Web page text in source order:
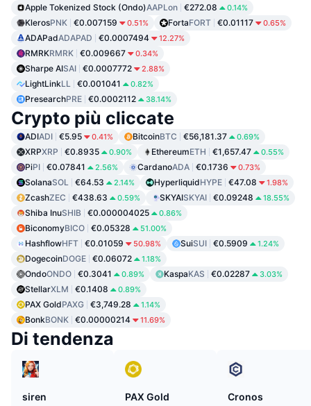
Apple Tokenized Stock (Ondo)AAPLon €272.08 0.14%
KlerosPNK €0.007159 0.51% FortaFORT €0.01117 0.65%
ADAPadADAPAD €0.0007494 12.27%
RMRKRMRK €0.009667 0.34%
Sharpe AISAI €0.0007772 2.88%
LightLinkLL €0.001041 0.82%
PresearchPRE €0.0002112 38.14%
Crypto più cliccate
ADIADI €5.95 0.41% BitcoinBTC €56,181.37 0.69%
XRPXRP €0.8935 0.90% EthereumETH €1,657.47 0.55%
PiPI €0.07841 2.56% CardanoADA €0.1736 0.73%
SolanaSOL €64.53 2.14% HyperliquidHYPE €47.08 1.98%
ZcashZEC €438.63 0.59% SKYAISKYAI €0.09248 18.55%
Shiba InuSHIB €0.000004025 0.86%
BiconomyBICO €0.05328 51.00%
HashflowHFT €0.01059 50.98% SuiSUI €0.5909 1.24%
DogecoinDOGE €0.06072 1.18%
OndoONDO €0.3041 0.89% KaspaKAS €0.02287 3.03%
StellarXLM €0.1408 0.89%
PAX GoldPAXG €3,749.28 1.14%
BonkBONK €0.00000214 11.69%
Di tendenza
siren
PAX Gold
Cronos